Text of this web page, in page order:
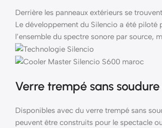
Derrière les panneaux extérieurs se
Le développement du Silencio a été piloté
l’ensemble du spectre sonore par source,
Verre trempé sans
Disponibles avec du verre trempé sans
peuvent être construits pour le spectacle